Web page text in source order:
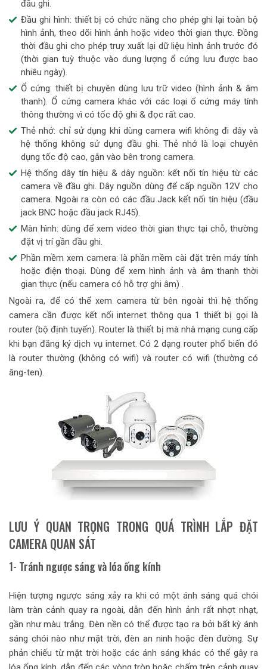
đầu ghi.
Đầu ghi hình: thiết bị có chức năng cho phép ghi lại toàn bộ
hình ảnh, theo dõi hình ảnh hoặc video thời gian thực. Đồng
thời đầu ghi cho phép truy xuất lại dữ liệu hình ảnh trước đó
(thời gian tuỳ thuộc vào dung lượng ổ cứng lưu được bao
nhiêu ngày).
Ổ cứng: thiết bị chuyên dùng lưu trữ video (hình ảnh & âm
thanh). Ổ cứng camera khác với các loại ổ cứng máy tính
thông thường vì có tốc độ ghi & đọc rất cao.
Thẻ nhớ: chỉ sử dụng khi dùng camera wifi không đi dây và
hệ thống không sử dụng đầu ghi. Thẻ nhớ là loại chuyên
dụng tốc độ cao, gắn vào bên trong camera.
Hệ thống dây tín hiệu & dây nguồn: kết nối tín hiệu từ các
camera về đầu ghi. Dây nguồn dùng để cấp nguồn 12V cho
camera. Ngoài ra còn có các đầu Jack kết nối tín hiệu (đầu
jack BNC hoặc đầu jack RJ45).
Màn hình: dùng để xem video thời gian thực tại chỗ, thường
đặt vị trí gần đầu ghi.
Phần mềm xem camera: là phần mềm cài đặt trên máy tính
hoặc điện thoại. Dùng để xem hình ảnh và âm thanh thời
gian thực (nếu camera có hỗ trợ ghi âm) .
Ngoài ra, để có thể xem camera từ bên ngoài thì hệ thống
camera cần được kết nối internet thông qua 1 thiết bị gọi là
router (bộ định tuyến). Router là thiết bị mà nhà mạng cung cấp
khi bạn đăng ký dịch vụ internet. Có 2 dạng router phổ biến đó
là router thường (không có wifi) và router có wifi (thường có
ăng-ten).
LƯU Ý QUAN TRỌNG TRONG QUÁ TRÌNH LẮP ĐẶT
CAMERA QUAN SÁT
1- Tránh ngược sáng và lóa ống kính
Hiện tượng ngược sáng xảy ra khi có một ánh sáng quá chói
làm tràn cảnh quay ra ngoài, dẫn đến hình ảnh rất nhợt nhạt,
gần như màu trắng. Đèn nền có thể được tạo ra bởi bất kỳ ánh
sáng chói nào như mặt trời, đèn an ninh hoặc đèn đường. Sự
phản chiếu từ mặt trời hoặc các ánh sáng khác có thể gây ra